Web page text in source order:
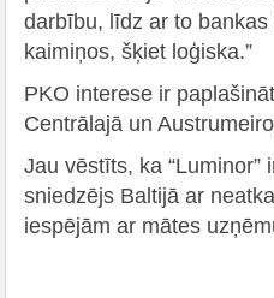
darbību, līdz ar to
kaimiņos, šķiet loģiska.”
PKO interese ir
Centrālajā un
Jau vēstīts, ka
sniedzējs Baltijā ar
iespējām ar mātes